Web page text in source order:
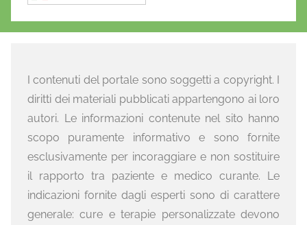
I contenuti del portale sono soggetti a copyright. I
diritti dei materiali pubblicati appartengono ai loro
autori. Le informazioni contenute nel sito hanno
scopo puramente informativo e sono fornite
esclusivamente per incoraggiare e non sostituire
il rapporto tra paziente e medico curante. Le
indicazioni fornite dagli esperti sono di carattere
generale: cure e terapie personalizzate devono